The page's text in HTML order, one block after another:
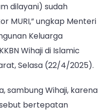
dilayani) sudah
MURI,” ungkap Menteri
Keluarga
Wihaji di Islamic
Selasa (22/4/2025).
sambung Wihaji, karena
bertepatan